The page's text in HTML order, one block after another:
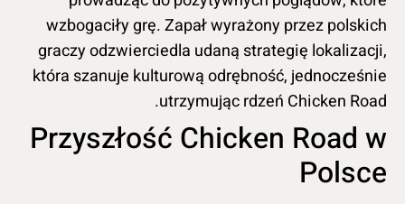
wzbogaciły grę. Zapał wyrażony przez polskich
graczy odzwierciedla udaną strategię lokalizacji,
która szanuje kulturową odrębność, jednocześnie
utrzymując rdzeń Chicken Road.
Przyszłość Chicken Road w
Polsce